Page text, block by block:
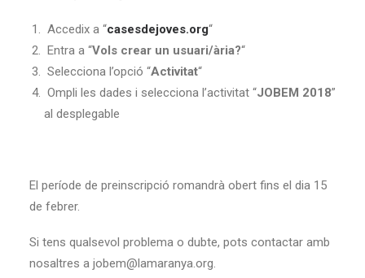
Accedix a “casesdejoves.org“
Entra a “Vols crear un usuari/ària?“
Selecciona l’opció “Activitat“
Ompli les dades i selecciona l’activitat “JOBEM 2018”
al desplegable
El període de preinscripció romandrà obert fins el dia 15
de febrer.
Si tens qualsevol problema o dubte, pots contactar amb
nosaltres a jobem@lamaranya.org.